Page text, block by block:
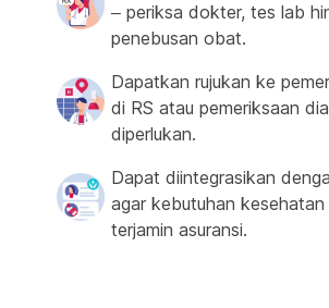
– periksa dokter, tes lab
penebusan obat.
Dapatkan rujukan ke
di RS atau pemeriksaan
diperlukan.
Dapat diintegrasikan
agar kebutuhan kesehatan
terjamin asuransi.